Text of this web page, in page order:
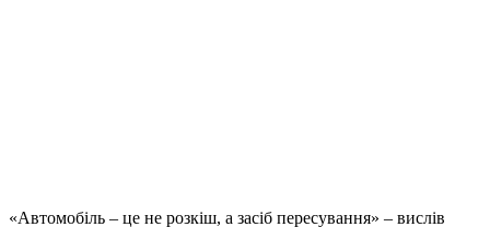
«Автомобіль – це не розкіш, а засіб пересування» – вислів